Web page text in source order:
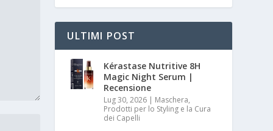
ULTIMI POST
Kérastase Nutritive 8H
Magic Night Serum |
Recensione
Lug 30, 2026
Maschera,
Prodotti per lo Styling e la Cura
dei Capelli